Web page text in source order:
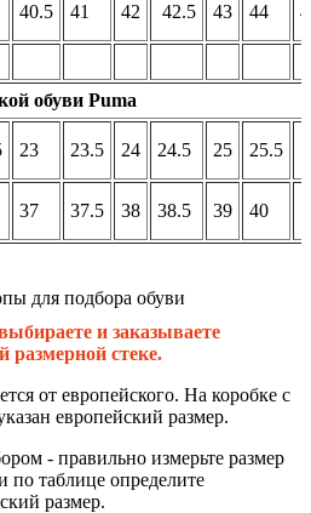
40.5 41 42 42.5 43 44
обуви Puma
23 23.5 24 24.5 25 25.5
37 37.5 38 38.5 39 40
и заказываете
размерной стеке.
от европейского. На коробке с
европейский размер.
- правильно измерьте размер
по таблице определите
размер.